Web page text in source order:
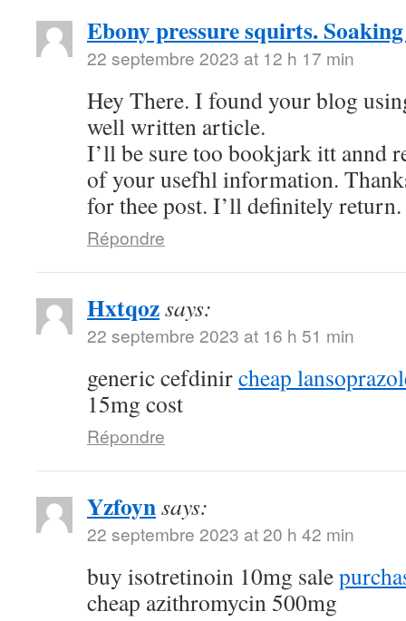
Ebony pressure squirts.
22 septembre 2023 at 12 h 17 min
Hey There. I found your blog
well written article.
I’ll be sure too bookjark itt annd
of your usefhl information.
for thee post. I’ll definitely return.
Répondre
Hxtqozsays:
22 septembre 2023 at 16 h 51 min
generic cefdinircheap
15mg cost
Répondre
Yzfoynsays:
22 septembre 2023 at 20 h 42 min
buy isotretinoin 10mg sale
cheap azithromycin 500mg